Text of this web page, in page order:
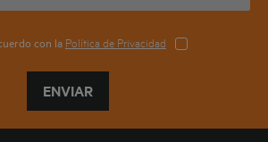
con la Política de Privacidad
ENVIAR